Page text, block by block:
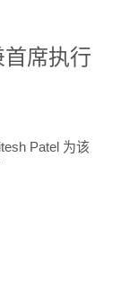
首席执行
Patel 为该